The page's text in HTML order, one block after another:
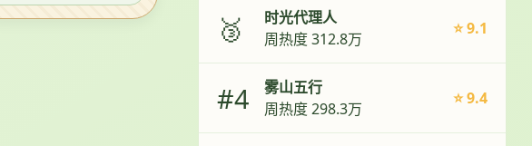
🥉
时光代理人
周热度 312.8万
⭐ 9.1
#4
雾山五行
周热度 298.3万
⭐ 9.4